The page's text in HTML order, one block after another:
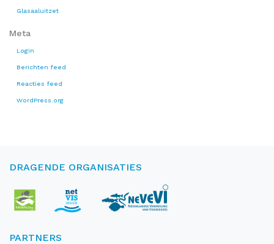
Glasaaluitzet
Meta
Login
Berichten feed
Reacties feed
WordPress.org
DRAGENDE ORGANISATIES
PARTNERS